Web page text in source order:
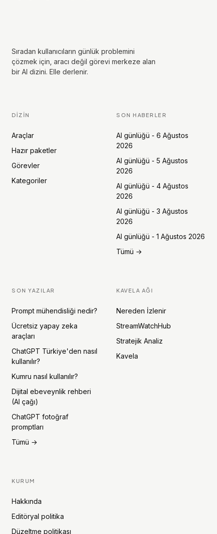
Sıradan kullanıcıların günlük problemini
çözmek için, aracı değil görevi merkeze alan
bir AI dizini. Elle derlenir.
DIZIN
Araçlar
Hazır paketler
Görevler
Kategoriler
SON HABERLER
AI günlüğü - 6 Ağustos
2026
AI günlüğü - 5 Ağustos
2026
AI günlüğü - 4 Ağustos
2026
AI günlüğü - 3 Ağustos
2026
AI günlüğü - 1 Ağustos 2026
Tümü →
SON YAZILAR
Prompt mühendisliği nedir?
Ücretsiz yapay zeka
araçları
ChatGPT Türkiye'den nasıl
kullanılır?
Kumru nasıl kullanılır?
Dijital ebeveynlik rehberi
(AI çağı)
ChatGPT fotoğraf
promptları
Tümü →
KAVELA AĞI
Nereden İzlenir
StreamWatchHub
Stratejik Analiz
Kavela
KURUM
Hakkında
Editöryal politika
Düzeltme politikası